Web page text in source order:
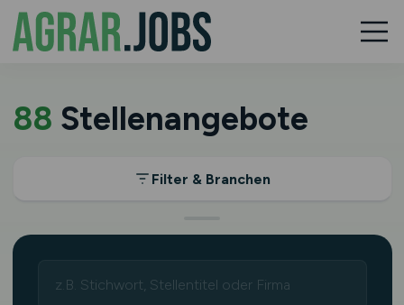
88 Stellenangebote
Filter & Branchen